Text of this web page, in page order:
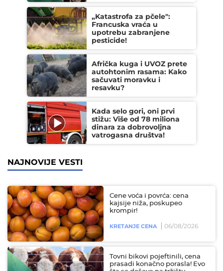
„Katastrofa za pčele":
Francuska vraća u
upotrebu zabranjene
pesticide!
Afrička kuga i UVOZ prete
autohtonim rasama: Kako
sačuvati moravku i
resavku?
Kada selo gori, oni prvi
stižu: Više od 78 miliona
dinara za dobrovoljna
vatrogasna društva!
NAJNOVIJE VESTI
Cene voća i povrća: cena
kajsije niža, poskupeo
krompir!
KRETANJE CENA 06/08/2026
Tovni bikovi pojeftinili, cena
prasadi konačno porasla! Evo